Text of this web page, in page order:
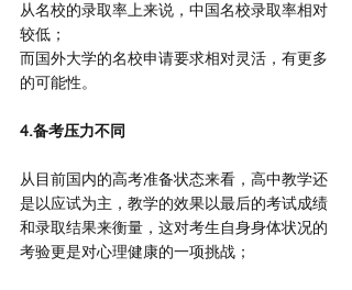
从名校的录取率上来说，中国名校录取率相对
较低；
而国外大学的名校申请要求相对灵活，有更多
的可能性。
4.备考压力不同
从目前国内的高考准备状态来看，高中教学还
是以应试为主，教学的效果以最后的考试成绩
和录取结果来衡量，这对考生自身身体状况的
考验更是对心理健康的一项挑战；